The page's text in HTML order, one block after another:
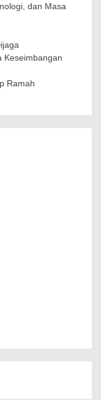
dan Masa
Keseimbangan
Ramah